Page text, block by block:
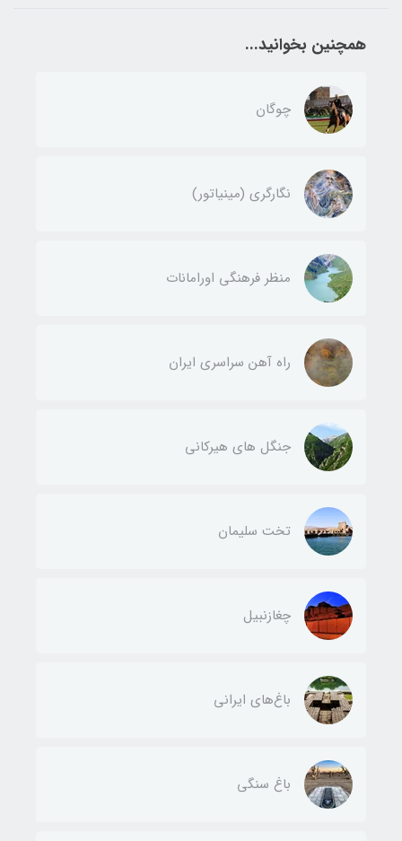
همچنین بخوانید...
چوگان
نگارگری (مینیاتور)
منظر فرهنگی اورامانات
راه آهن سراسری ایران
جنگل های هیرکانی
تخت سلیمان
چغازنبیل
باغ‌های ایرانی
باغ سنگی